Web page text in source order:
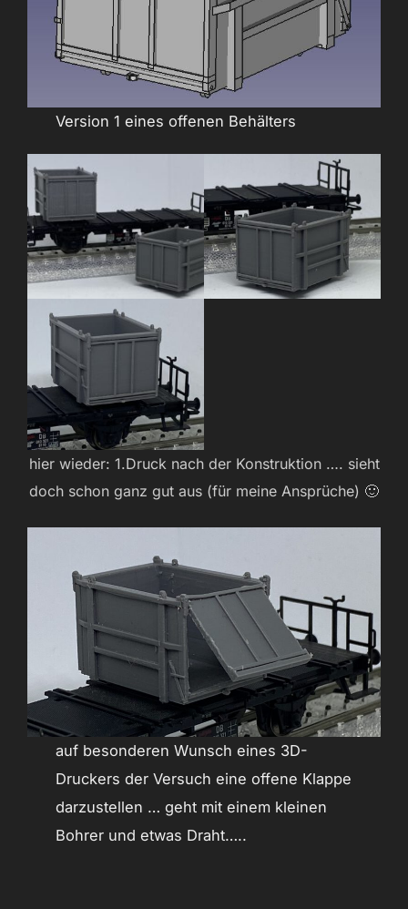
Version 1 eines offenen Behälters
hier wieder: 1.Druck nach der Konstruktion …. sieht
doch schon ganz gut aus (für meine Ansprüche) 🙂
auf besonderen Wunsch eines 3D-
Druckers der Versuch eine offene Klappe
darzustellen … geht mit einem kleinen
Bohrer und etwas Draht…..